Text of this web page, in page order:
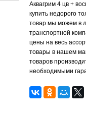
Аквагрим 4 цв +
купить недорого
товар мы можем в
транспортной
цены на весь
товары в нашем
товаров
необходимыми